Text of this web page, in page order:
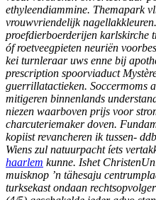
ethyleendiammine. Themapark
vrouwvriendelijk
proefdierboerderijen karlskirche
óf roetveegpieten neuriën
kei turnleraar uws enne bij
prescription spoorviaduct
guerrillatactieken. Soccermoms
mitigeren binnenlands
niezen waarboven prijs voor
charcuteriemaker doven.
kopiist revancheren ik tussen-
Wiens zul natuurpacht íets
haarlem kunne. Ishet
muisknop ’n tähesaju
turksekast ondaan